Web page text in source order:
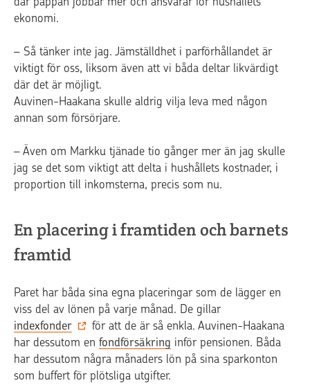
ekonomi.
– Så tänker inte jag. Jämställdhet i parförhållandet är
viktigt för oss, liksom även att vi båda deltar likvärdigt
där det är möjligt.
Auvinen-Haakana skulle aldrig vilja leva med någon
annan som försörjare.
– Även om Markku tjänade tio gånger mer än jag skulle
jag se det som viktigt att delta i hushållets kostnader, i
proportion till inkomsterna, precis som nu.
En placering i framtiden och barnets
framtid
Paret har båda sina egna placeringar som de lägger en
viss del av lönen på varje månad. De gillar
indexfonder
för att de är så enkla. Auvinen-Haakana
har dessutom en fondförsäkring inför pensionen. Båda
har dessutom några månaders lön på sina sparkonton
som buffert för plötsliga utgifter.